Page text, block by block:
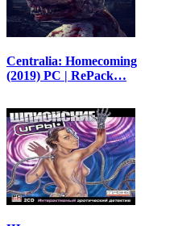
Centralia: Homecoming
(2019) PC | RePack…